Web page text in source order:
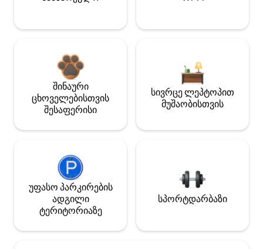
შინაური
ცხოველებისთვის
შესაფერისი
სივრცე ლეპტოპით
მუშაობისთვის
უფასო პარკირების
ადგილი
ტერიტორიაზე
სპორტდარბაზი